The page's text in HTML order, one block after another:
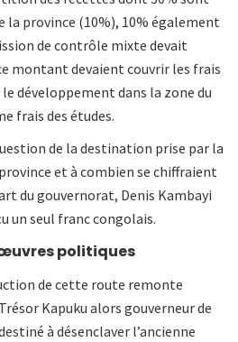
la province (10%), 10% également
de contrôle mixte devait
montant devaient couvrir les frais
développement dans la zone du
frais des études.
de la destination prise par la
et à combien se chiffraient
du gouvernorat, Denis Kambayi
un seul franc congolais.
politiques
de cette route remonte
Kapuku alors gouverneur de
à désenclaver l’ancienne